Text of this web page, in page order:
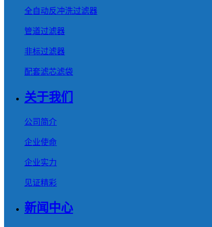
全自动反冲洗过滤器
管道过滤器
非标过滤器
配套滤芯滤袋
关于我们
公司简介
企业使命
企业实力
见证精彩
新闻中心